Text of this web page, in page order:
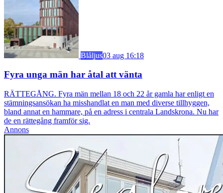
Blåljus03 aug 16:18
Fyra unga män har åtal att vänta
RÄTTEGÅNG. Fyra män mellan 18 och 22 år gamla har enligt en
stämningsansökan ha misshandlat en man med diverse tillhyggen,
bland annat en hammare, på en adress i centrala Landskrona. Nu har
de en rättegång framför sig.
Annons